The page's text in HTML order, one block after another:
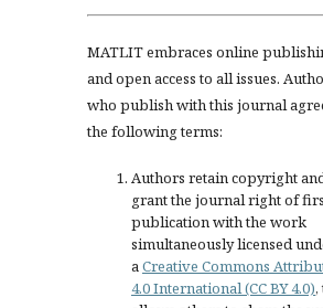
MATLIT embraces online
and open access to all issues.
who publish with this journal
the following terms:
Authors retain copyright
grant the journal right of
publication with the work
simultaneously licensed
a Creative Commons
4.0 International (CC BY 4.0),